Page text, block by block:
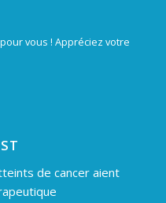
vous ! Appréciez votre
de cancer aient